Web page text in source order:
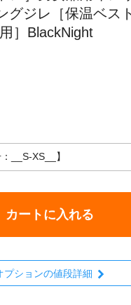
グジレ［保温ベス
］BlackNight
カートに入れる
プションの値段詳細